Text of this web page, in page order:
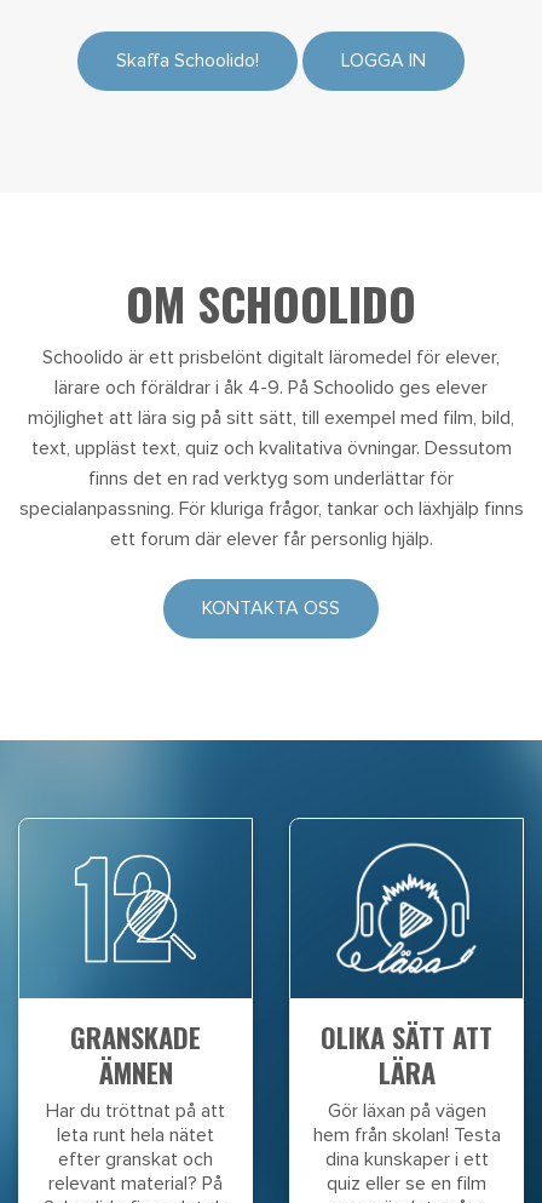
Skaffa Schoolido! LOGGA IN
OM SCHOOLIDO
Schoolido är ett prisbelönt digitalt läromedel för elever,
lärare och föräldrar i åk 4-9. På Schoolido ges elever
möjlighet att lära sig på sitt sätt, till exempel med film, bild,
text, uppläst text, quiz och kvalitativa övningar. Dessutom
finns det en rad verktyg som underlättar för
specialanpassning. För kluriga frågor, tankar och läxhjälp finns
ett forum där elever får personlig hjälp.
KONTAKTA OSS
GRANSKADE
ÄMNEN
Har du tröttnat på att
leta runt hela nätet
efter granskat och
relevant material? På
OLIKA SÄTT ATT
LÄRA
Gör läxan på vägen
hem från skolan! Testa
dina kunskaper i ett
quiz eller se en film